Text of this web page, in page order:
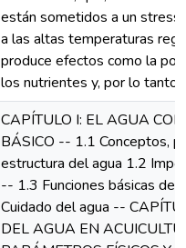
están sometidos a un stress
a las altas temperaturas
produce efectos como la
los nutrientes y, por lo tanto,
CAPÍTULO I: EL AGUA
BÁSICO -- 1.1 Conceptos,
estructura del agua 1.2
-- 1.3 Funciones básicas del
Cuidado del agua --
DEL AGUA EN